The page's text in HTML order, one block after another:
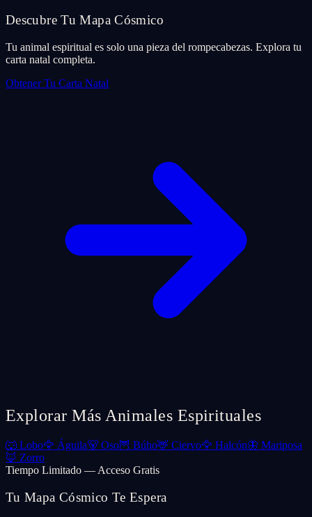
Descubre Tu Mapa Cósmico
Tu animal espiritual es solo una pieza del rompecabezas. Explora tu
carta natal completa.
Obtener Tu Carta Natal
Explorar Más Animales Espirituales
🐺 Lobo🦅 Águila🐻 Oso🦉 Búho🦌 Ciervo🦅 Halcón🦋 Mariposa
🦊 Zorro
Tiempo Limitado — Acceso Gratis
Tu Mapa Cósmico Te Espera